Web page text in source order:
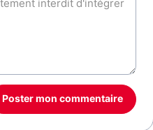
Poster mon commentaire